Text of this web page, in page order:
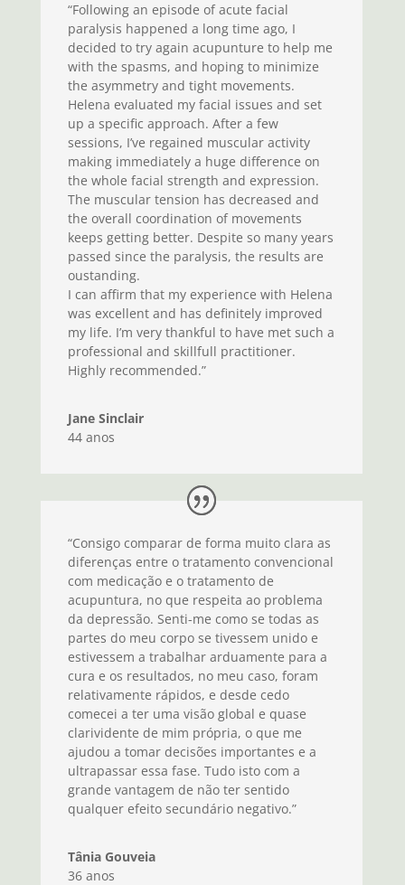
“Following an episode of acute facial
paralysis happened a long time ago, I
decided to try again acupunture to help me
with the spasms, and hoping to minimize
the asymmetry and tight movements.
Helena evaluated my facial issues and set
up a specific approach. After a few
sessions, I’ve regained muscular activity
making immediately a huge difference on
the whole facial strength and expression.
The muscular tension has decreased and
the overall coordination of movements
keeps getting better. Despite so many years
passed since the paralysis, the results are
oustanding.
I can affirm that my experience with Helena
was excellent and has definitely improved
my life. I’m very thankful to have met such a
professional and skillfull practitioner.
Highly recommended.”
Jane Sinclair
44 anos
“Consigo comparar de forma muito clara as
diferenças entre o tratamento convencional
com medicação e o tratamento de
acupuntura, no que respeita ao problema
da depressão. Senti-me como se todas as
partes do meu corpo se tivessem unido e
estivessem a trabalhar arduamente para a
cura e os resultados, no meu caso, foram
relativamente rápidos, e desde cedo
comecei a ter uma visão global e quase
clarividente de mim própria, o que me
ajudou a tomar decisões importantes e a
ultrapassar essa fase. Tudo isto com a
grande vantagem de não ter sentido
qualquer efeito secundário negativo.”
Tânia Gouveia
36 anos